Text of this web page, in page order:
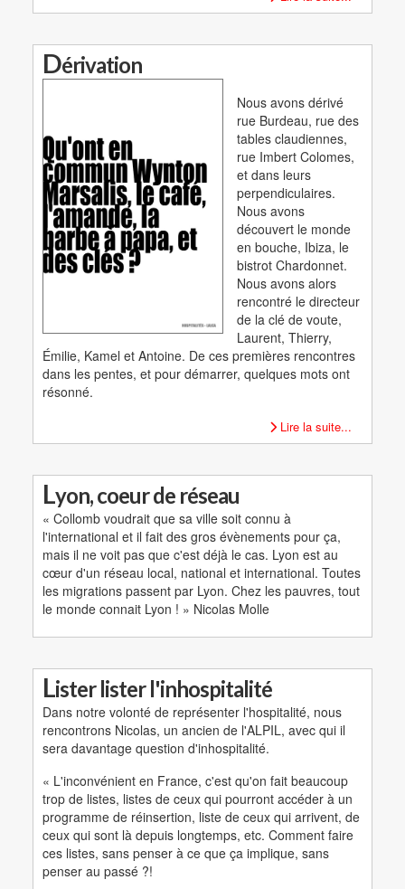
Dérivation
Nous avons dérivé
rue Burdeau, rue des
tables claudiennes,
rue Imbert Colomes,
et dans leurs
perpendiculaires.
Nous avons
découvert le monde
en bouche, Ibiza, le
bistrot Chardonnet.
Nous avons alors
rencontré le directeur
de la clé de voute,
Laurent, Thierry,
Émilie, Kamel et Antoine. De ces premières rencontres
dans les pentes, et pour démarrer, quelques mots ont
résonné.
Lire la suite...
Lyon, coeur de réseau
« Collomb voudrait que sa ville soit connu à
l'international et il fait des gros évènements pour ça,
mais il ne voit pas que c'est déjà le cas. Lyon est au
cœur d'un réseau local, national et international. Toutes
les migrations passent par Lyon. Chez les pauvres, tout
le monde connait Lyon ! » Nicolas Molle
Lister lister l'inhospitalité
Dans notre volonté de représenter l'hospitalité, nous
rencontrons Nicolas, un ancien de l'ALPIL, avec qui il
sera davantage question d'inhospitalité.
« L'inconvénient en France, c'est qu'on fait beaucoup
trop de listes, listes de ceux qui pourront accéder à un
programme de réinsertion, liste de ceux qui arrivent, de
ceux qui sont là depuis longtemps, etc. Comment faire
ces listes, sans penser à ce que ça implique, sans
penser au passé ?!